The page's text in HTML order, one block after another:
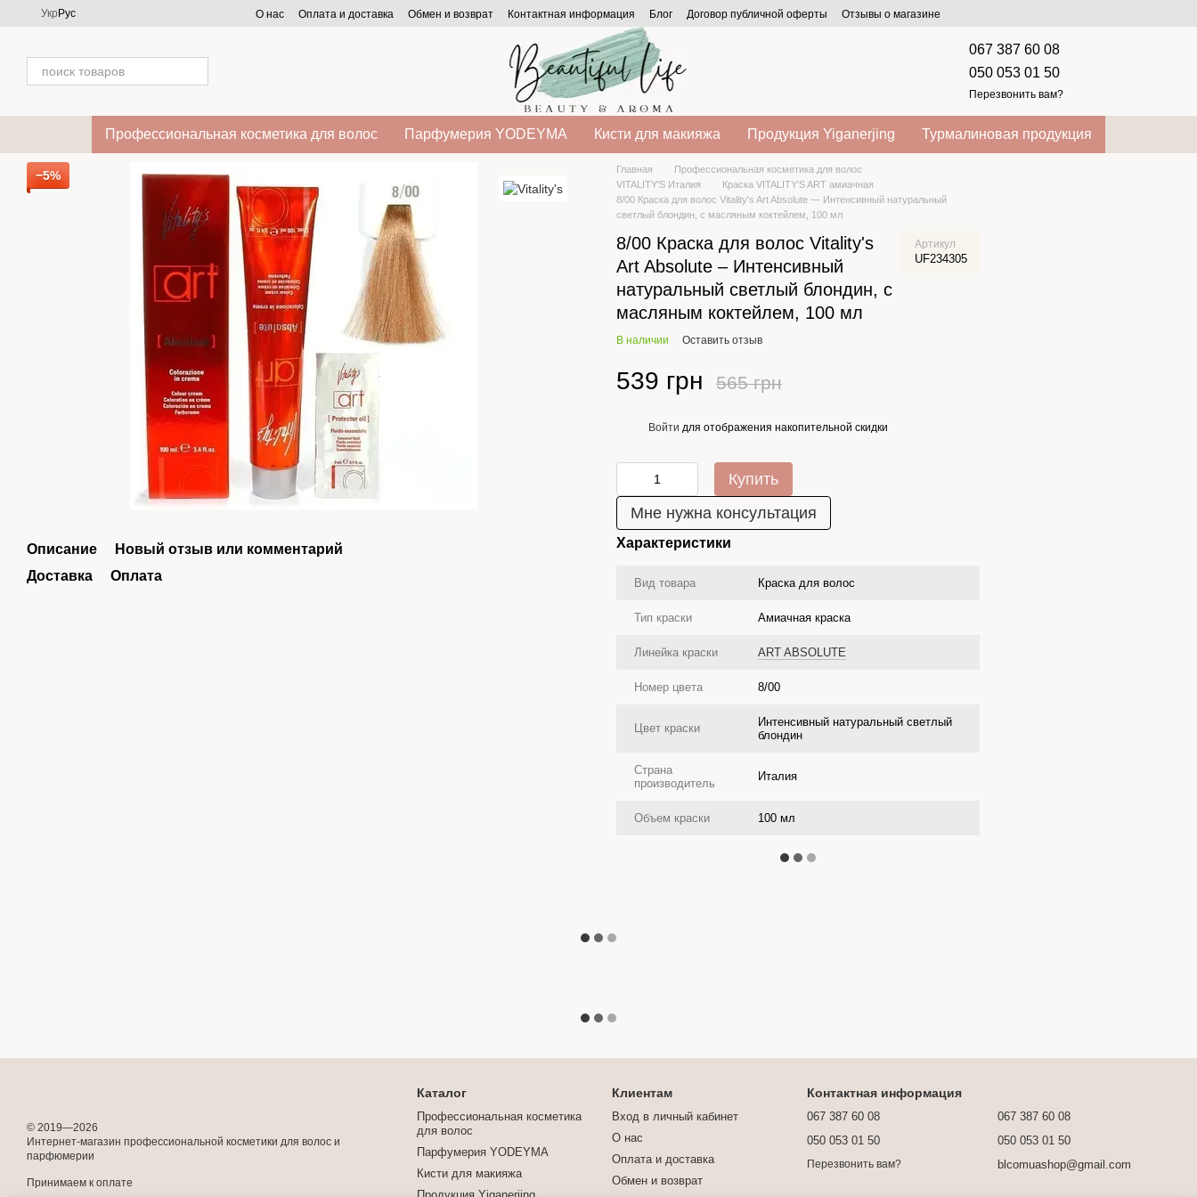
Перейти к основному контенту
Укр Рус О нас Оплата и доставка Обмен и возврат Контактная информация Блог Договор публичной оферты Отзывы о магазине
067 387 60 08
050 053 01 50
Перезвонить вам?
Профессиональная косметика для волос Парфумерия YODEYMA Кисти для макияжа Продукция Yiganerjing Турмалиновая продукция
−5%
Описание
Новый отзыв или комментарий
Доставка
Оплата
Главная
Профессиональная косметика для волос
VITALITY'S Италия
Краска VITALITY'S ART амиачная
8/00 Краска для волос Vitality's Art Absolute — Интенсивный натуральный
светлый блондин, с масляным коктейлем, 100 мл
8/00 Краска для волос Vitality's
Art Absolute – Интенсивный
натуральный светлый блондин, с
масляным коктейлем, 100 мл
Артикул
UF234305
В наличии Оставить отзыв
539 грн 565 грн
Войти для отображения накопительной скидки
Купить
Мне нужна консультация
Характеристики
Вид товара Краска для волос
Тип краски Амиачная краска
Линейка краски ART ABSOLUTE
Номер цвета 8/00
Цвет краски
Интенсивный натуральный светлый
блондин
Страна
производитель
Италия
Объем краски 100 мл
© 2019—2026
Интернет-магазин профессиональной косметики для волос и
парфюмерии
Принимаем к оплате
Каталог
Профессиональная косметика
для волос
Парфумерия YODEYMA
Кисти для макияжа
Клиентам
Вход в личный кабинет
О нас
Оплата и доставка
Обмен и возврат
Контактная информация
067 387 60 08
050 053 01 50
Перезвонить вам?
067 387 60 08
050 053 01 50
blcomuashop@gmail.com